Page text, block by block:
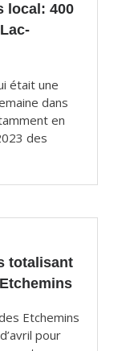
local: 400
était une
dans
en
des
totalisant
Etchemins
pour